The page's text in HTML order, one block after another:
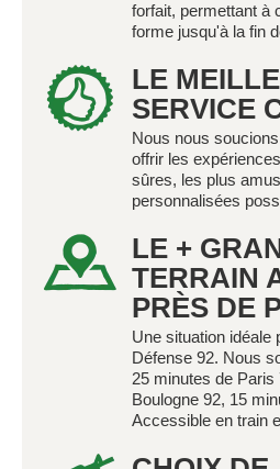
forfait, permettant à
forme jusqu'à la fin
LE
SERVICE
Nous nous
offrir les
sûres, les plus
personnalisées
LE +
TERRAIN
PRÈS DE
Une situation idéale
Défense 92. Nous
25 minutes de
Boulogne 92, 15
Accessible en train